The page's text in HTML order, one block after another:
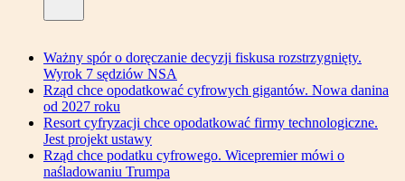
Ważny spór o doręczanie decyzji fiskusa rozstrzygnięty.
Wyrok 7 sędziów NSA
Rząd chce opodatkować cyfrowych gigantów. Nowa danina
od 2027 roku
Resort cyfryzacji chce opodatkować firmy technologiczne.
Jest projekt ustawy
Rząd chce podatku cyfrowego. Wicepremier mówi o
naśladowaniu Trumpa